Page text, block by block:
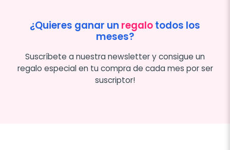
¿Quieres ganar un regalotodos los
meses?
Suscríbete a nuestra newsletter y consigue un
regalo especial en tu compra de cada mes por ser
suscriptor!